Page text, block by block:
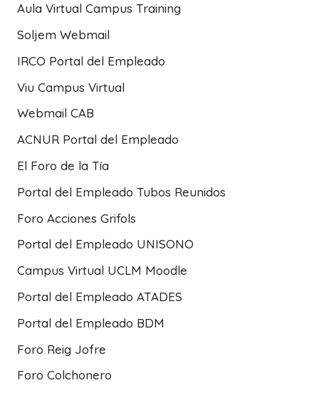
Aula Virtual Campus Training
Soljem Webmail
IRCO Portal del Empleado
Viu Campus Virtual
Webmail CAB
ACNUR Portal del Empleado
El Foro de la Tía
Portal del Empleado Tubos Reunidos
Foro Acciones Grifols
Portal del Empleado UNISONO
Campus Virtual UCLM Moodle
Portal del Empleado ATADES
Portal del Empleado BDM
Foro Reig Jofre
Foro Colchonero